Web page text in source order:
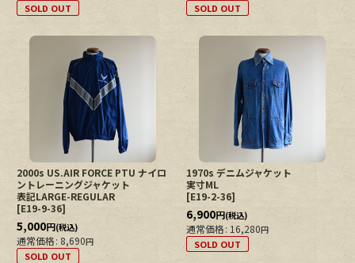
SOLD OUT SOLD OUT
2000s US.AIR FORCE PTU ナイロ
ントレーニングジャケット
表記LARGE-REGULAR
[E19-9-36]
5,000円(税込)
通常価格: 8,690円
SOLD OUT
1970s デニムジャケット
実寸ML
[E19-2-36]
6,900円(税込)
通常価格: 16,280円
SOLD OUT